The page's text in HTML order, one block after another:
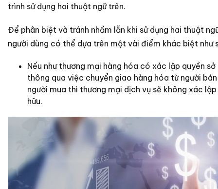
trình sử dụng hai thuật ngữ trên.
Để phân biệt và tránh nhầm lẫn khi sử dụng hai thuật
người dùng có thể dựa trên một vài điểm khác biệt như
Nếu như thương mại hàng hóa có xác lập quyền sở
thông qua việc chuyển giao hàng hóa từ người
người mua thì thương mại dịch vụ sẽ không xác
hữu.